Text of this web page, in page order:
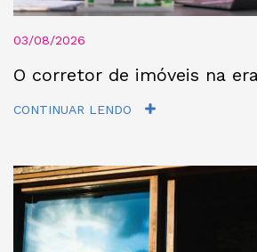
03/08/2026
O corretor de imóveis na
CONTINUAR LENDO